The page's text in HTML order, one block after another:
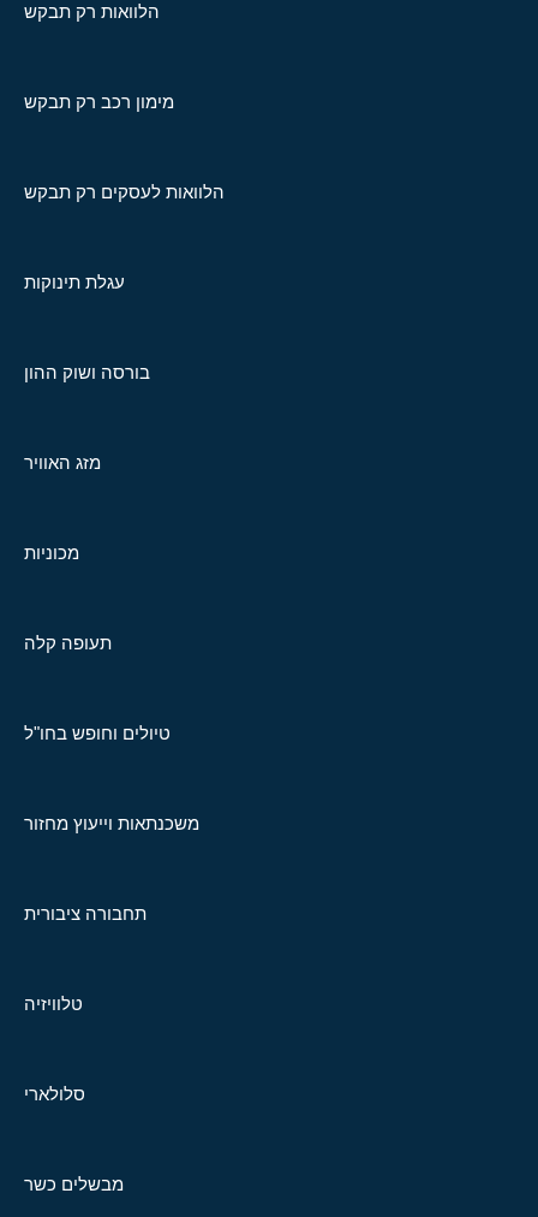
הלוואות רק תבקש
מימון רכב רק תבקש
הלוואות לעסקים רק תבקש
עגלת תינוקות
בורסה ושוק ההון
מזג האוויר
מכוניות
תעופה קלה
טיולים וחופש בחו"ל
משכנתאות וייעוץ מחזור
תחבורה ציבורית
טלוויזיה
סלולארי
מבשלים כשר